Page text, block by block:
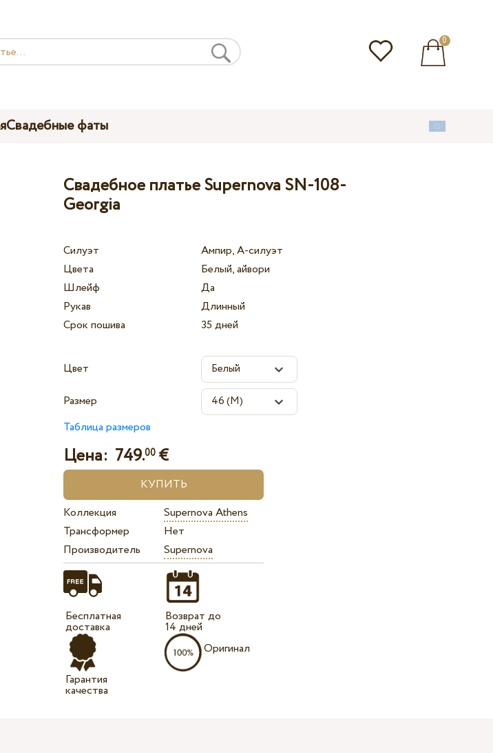
0
Свадебные фаты
Свадебное платье Supernova SN-108-
Georgia
Силуэт
Ампир, А-силуэт
Цвета
Белый, айвори
Шлейф
Да
Рукав
Длинный
Срок пошива
35 дней
Цвет
Размер
Таблица размеров
Цена: 749.00 €
Коллекция
Supernova Athens
Трансформер
Нет
Производитель
Supernova
Бесплатная
доставка
Гарантия
качества
Возврат до
14 дней
Оригинал